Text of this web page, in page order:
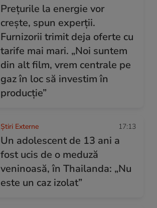
Prețurile la energie vor
crește, spun experții.
Furnizorii trimit deja oferte cu
tarife mai mari. „Noi suntem
din alt film, vrem centrale pe
gaz în loc să investim în
producție”
Știri Externe 17:13
Un adolescent de 13 ani a
fost ucis de o meduză
veninoasă, în Thailanda: „Nu
este un caz izolat”